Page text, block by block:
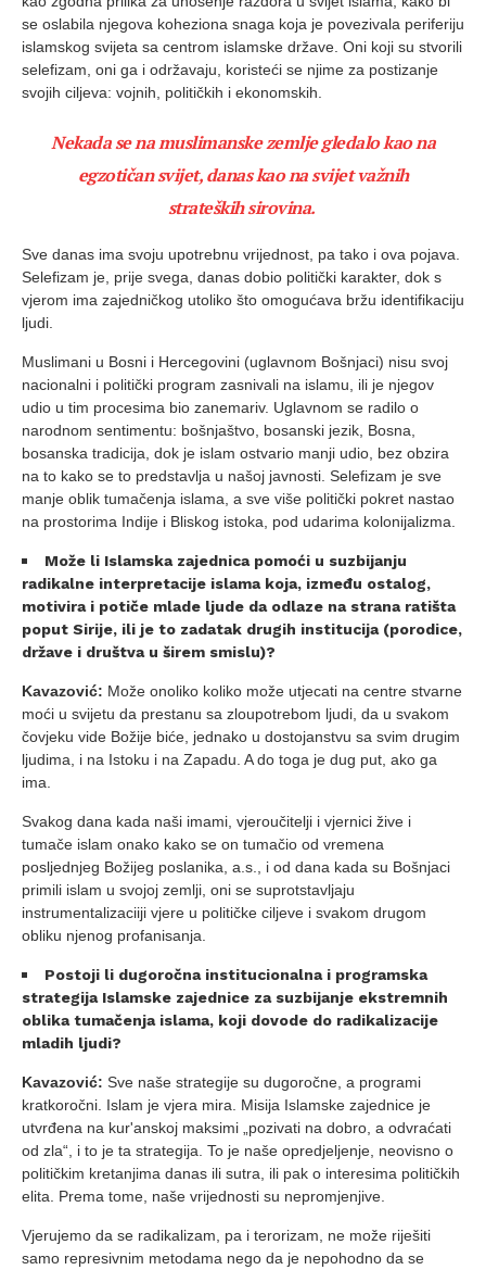
se oslabila njegova koheziona snaga koja je povezivala periferiju
islamskog svijeta sa centrom islamske države. Oni koji su stvorili
selefizam, oni ga i održavaju, koristeći se njime za postizanje
svojih ciljeva: vojnih, političkih i ekonomskih.
Nekada se na muslimanske zemlje gledalo kao na
egzotičan svijet, danas kao na svijet važnih
strateških sirovina.
Sve danas ima svoju upotrebnu vrijednost, pa tako i ova pojava.
Selefizam je, prije svega, danas dobio politički karakter, dok s
vjerom ima zajedničkog utoliko što omogućava bržu identifikaciju
ljudi.
Muslimani u Bosni i Hercegovini (uglavnom Bošnjaci) nisu svoj
nacionalni i politički program zasnivali na islamu, ili je njegov
udio u tim procesima bio zanemariv. Uglavnom se radilo o
narodnom sentimentu: bošnjaštvo, bosanski jezik, Bosna,
bosanska tradicija, dok je islam ostvario manji udio, bez obzira
na to kako se to predstavlja u našoj javnosti. Selefizam je sve
manje oblik tumačenja islama, a sve više politički pokret nastao
na prostorima Indije i Bliskog istoka, pod udarima kolonijalizma.
Može li Islamska zajednica pomoći u suzbijanju
radikalne interpretacije islama koja, između ostalog,
motivira i potiče mlade ljude da odlaze na strana ratišta
poput Sirije, ili je to zadatak drugih institucija (porodice,
države i društva u širem smislu)?
Kavazović: Može onoliko koliko može utjecati na centre stvarne
moći u svijetu da prestanu sa zloupotrebom ljudi, da u svakom
čovjeku vide Božije biće, jednako u dostojanstvu sa svim drugim
ljudima, i na Istoku i na Zapadu. A do toga je dug put, ako ga
ima.
Svakog dana kada naši imami, vjeroučitelji i vjernici žive i
tumače islam onako kako se on tumačio od vremena
posljednjeg Božijeg poslanika, a.s., i od dana kada su Bošnjaci
primili islam u svojoj zemlji, oni se suprotstavljaju
instrumentalizaciiji vjere u političke ciljeve i svakom drugom
obliku njenog profanisanja.
Postoji li dugoročna institucionalna i programska
strategija Islamske zajednice za suzbijanje ekstremnih
oblika tumačenja islama, koji dovode do radikalizacije
mladih ljudi?
Kavazović: Sve naše strategije su dugoročne, a programi
kratkoročni. Islam je vjera mira. Misija Islamske zajednice je
utvrđena na kur'anskoj maksimi „pozivati na dobro, a odvraćati
od zla“, i to je ta strategija. To je naše opredjeljenje, neovisno o
političkim kretanjima danas ili sutra, ili pak o interesima političkih
elita. Prema tome, naše vrijednosti su nepromjenjive.
Vjerujemo da se radikalizam, pa i terorizam, ne može riješiti
samo represivnim metodama nego da je nepohodno da se